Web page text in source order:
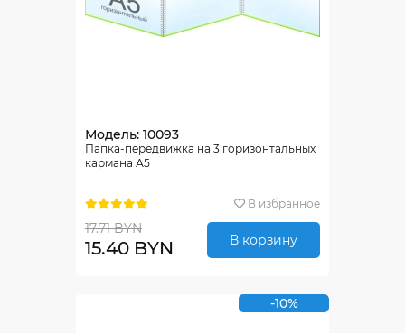
Модель: 10093
Папка-передвижка на 3 горизонтальных
кармана А5
В избранное
17.71 BYN
15.40 BYN В корзину
-10%